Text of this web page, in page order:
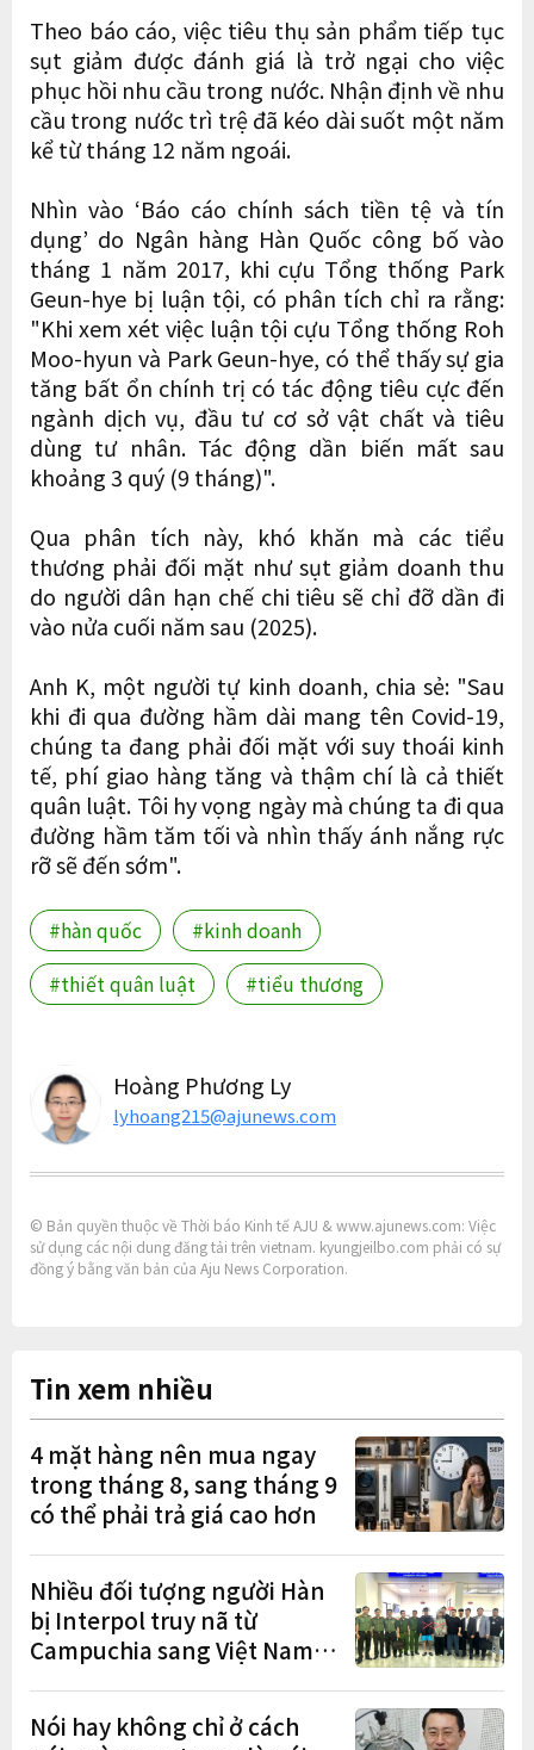
Theo báo cáo, việc tiêu thụ sản phẩm tiếp tục
sụt giảm được đánh giá là trở ngại cho việc
phục hồi nhu cầu trong nước. Nhận định về nhu
cầu trong nước trì trệ đã kéo dài suốt một năm
kể từ tháng 12 năm ngoái.
Nhìn vào ‘Báo cáo chính sách tiền tệ và tín
dụng’ do Ngân hàng Hàn Quốc công bố vào
tháng 1 năm 2017, khi cựu Tổng thống Park
Geun-hye bị luận tội, có phân tích chỉ ra rằng:
"Khi xem xét việc luận tội cựu Tổng thống Roh
Moo-hyun và Park Geun-hye, có thể thấy sự gia
tăng bất ổn chính trị có tác động tiêu cực đến
ngành dịch vụ, đầu tư cơ sở vật chất và tiêu
dùng tư nhân. Tác động dần biến mất sau
khoảng 3 quý (9 tháng)".
Qua phân tích này, khó khăn mà các tiểu
thương phải đối mặt như sụt giảm doanh thu
do người dân hạn chế chi tiêu sẽ chỉ đỡ dần đi
vào nửa cuối năm sau (2025).
Anh K, một người tự kinh doanh, chia sẻ: "Sau
khi đi qua đường hầm dài mang tên Covid-19,
chúng ta đang phải đối mặt với suy thoái kinh
tế, phí giao hàng tăng và thậm chí là cả thiết
quân luật. Tôi hy vọng ngày mà chúng ta đi qua
đường hầm tăm tối và nhìn thấy ánh nắng rực
rỡ sẽ đến sớm".
#hàn quốc
#kinh doanh
#thiết quân luật
#tiểu thương
Hoàng Phương Ly
lyhoang215@ajunews.com
© Bản quyền thuộc về Thời báo Kinh tế AJU & www.ajunews.com: Việc
sử dụng các nội dung đăng tải trên vietnam. kyungjeilbo.com phải có sự
đồng ý bằng văn bản của Aju News Corporation.
Tin xem nhiều
4 mặt hàng nên mua ngay
trong tháng 8, sang tháng 9
có thể phải trả giá cao hơn
Nhiều đối tượng người Hàn
bị Interpol truy nã từ
Campuchia sang Việt Nam
Nói hay không chỉ ở cách